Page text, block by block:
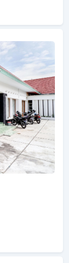
seperti WiFi
nikmati.
dan
seperti
gratis,
Untuk
para
rekreasi
ruangan,
pilihan
Anda di